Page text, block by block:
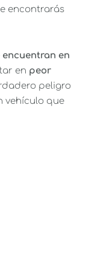
encontrarás
en
en peor
peligro
vehículo que